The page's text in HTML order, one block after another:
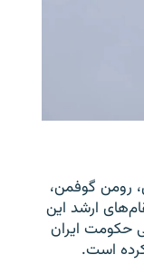
اسرائیل، رومن گوفمن،
ارشد این
حکومت ایران
است.